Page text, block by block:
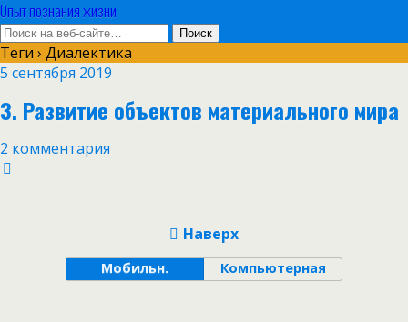
Опыт познания жизни
Теги › Диалектика
5 сентября 2019
3. Развитие объектов материального мира
2 комментария
Наверх
Мобильн. Компьютерная